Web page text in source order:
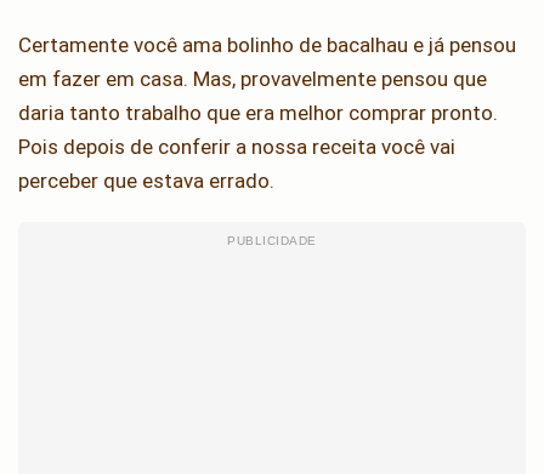
Certamente você ama bolinho de bacalhau e já pensou
em fazer em casa. Mas, provavelmente pensou que
daria tanto trabalho que era melhor comprar pronto.
Pois depois de conferir a nossa receita você vai
perceber que estava errado.